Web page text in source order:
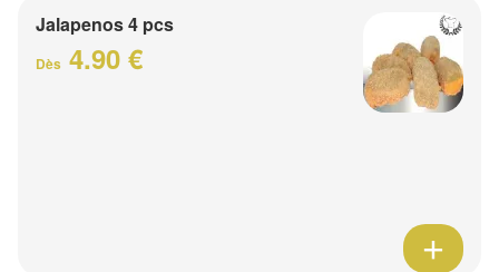
Jalapenos 4 pcs
Dès 4.90 €